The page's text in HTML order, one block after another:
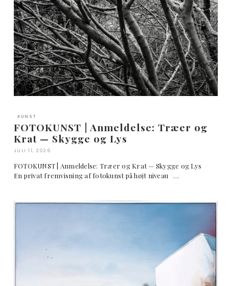
KUNST
FOTOKUNST | Anmeldelse: Træer og
Krat — Skygge og Lys
JULI 11, 2026
FOTOKUNST | Anmeldelse: Træer og Krat — Skygge og Lys
En privat fremvisning af fotokunst på højt niveau …